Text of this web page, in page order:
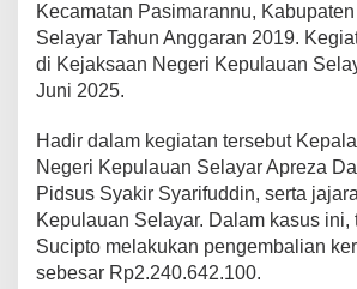
Kecamatan Pasimarannu,
Selayar Tahun Anggaran 2019.
di Kejaksaan Negeri Kepulauan
Juni 2025.
Hadir dalam kegiatan tersebut
Negeri Kepulauan Selayar Apreza
Pidsus Syakir Syarifuddin, serta
Kepulauan Selayar. Dalam kasus ini,
Sucipto melakukan pengembalian
sebesar Rp2.240.642.100.